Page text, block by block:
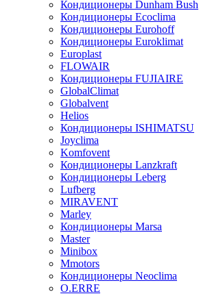
Кондиционеры Dunham Bush
Кондиционеры Ecoclima
Кондиционеры Eurohoff
Кондиционеры Euroklimat
Europlast
FLOWAIR
Кондиционеры FUJIAIRE
GlobalClimat
Globalvent
Helios
Кондиционеры ISHIMATSU
Joyclima
Komfovent
Кондиционеры Lanzkraft
Кондиционеры Leberg
Lufberg
MIRAVENT
Marley
Кондиционеры Marsa
Master
Minibox
Mmotors
Кондиционеры Neoclima
O.ERRE